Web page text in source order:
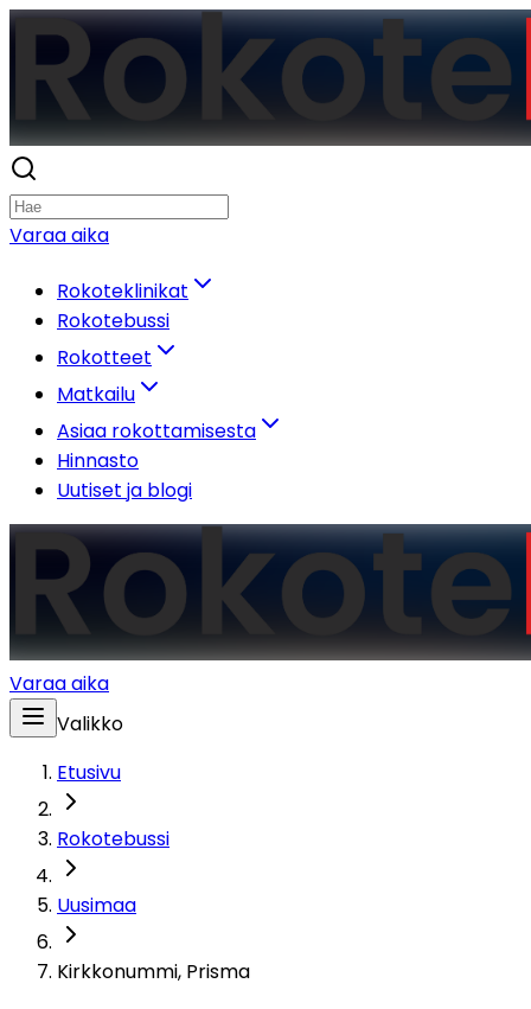
Varaa aika
Rokoteklinikat
Rokotebussi
Rokotteet
Matkailu
Asiaa rokottamisesta
Hinnasto
Uutiset ja blogi
Varaa aika
Valikko
Etusivu
Rokotebussi
Uusimaa
Kirkkonummi, Prisma